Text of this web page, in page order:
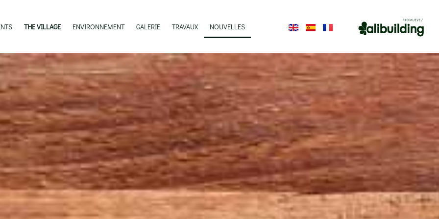
THE VILLAGE ENVIRONNEMENT GALERIE TRAVAUX NOUVELLES